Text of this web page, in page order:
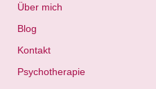
Über mich
Blog
Kontakt
Psychotherapie